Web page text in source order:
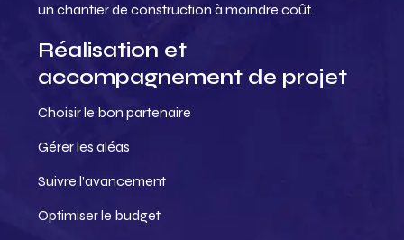
un chantier de construction à moindre coût.
Réalisation et
accompagnement de projet
Choisir le bon partenaire
Gérer les aléas
Suivre l’avancement
Optimiser le budget